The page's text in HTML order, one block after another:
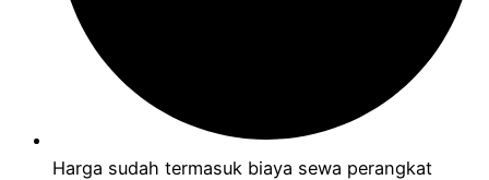
Harga sudah termasuk biaya sewa perangkat